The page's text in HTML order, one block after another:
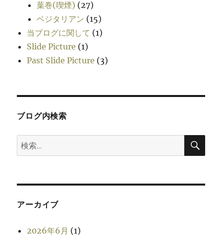
葉巻(喫煙) (27)
ベジタリアン (15)
当ブログに関して (1)
Slide Picture (1)
Past Slide Picture (3)
ブログ内検索
検
索:
検
アーカイブ
2026年6月 (1)